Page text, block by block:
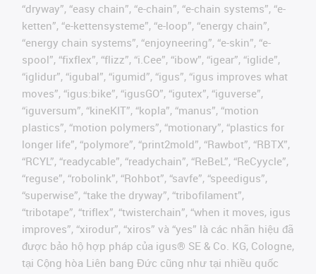
“dryway”, “easy chain”, “e-chain”, “e-chain systems”, “e-
ketten”, “e-kettensysteme”, “e-loop”, “energy chain”,
“energy chain systems”, “enjoyneering”, “e-skin”, “e-
spool”, “fixflex”, “flizz”, “i.Cee”, “ibow”, “igear”, “iglide”,
“iglidur”, “igubal”, “igumid”, “igus”, “igus improves what
moves”, “igus:bike”, “igusGO”, “igutex”, “iguverse”,
“iguversum”, “kineKIT”, “kopla”, “manus”, “motion
plastics”, “motion polymers”, “motionary”, “plastics for
longer life”, “polymore”, “print2mold”, “Rawbot”, “RBTX”,
“RCYL”, “readycable”, “readychain”, “ReBeL”, “ReCyycle”,
“reguse”, “robolink”, “Rohbot”, “savfe”, “speedigus”,
“superwise”, “take the dryway”, “tribofilament”,
“tribotape”, “triflex”, “twisterchain”, “when it moves, igus
improves”, “xirodur”, “xiros” và “yes” là các nhãn hiệu đã
được bảo hộ hợp pháp của igus® SE & Co. KG, Cologne,
tại Cộng hòa Liên bang Đức cũng như tại nhiều quốc